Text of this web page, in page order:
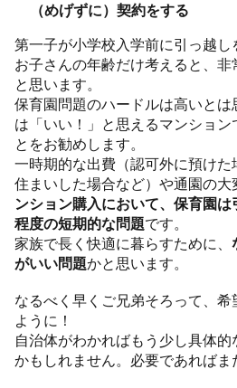
（めげずに）契約をする
第一子が小学校入学前に引っ越し
お子さんの年齢だけ考えると、非
と思います。
保育園問題のハードルは高いと
は「いい！」と思えるマンション
とをお勧めします。
一時期的な出費（認可外に預け
住まいした場合など）や通園の大
ンション購入において、保育園
程度の短期的な問題です。
家族で長く快適に暮らすために、
がいい問題かと思います。
なるべく早くご兄弟そろって、
ように！
自治体がわかればもう少し具体
かもしれません。必要であればま